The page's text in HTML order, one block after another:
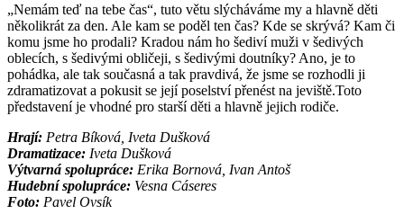
„Nemám teď na tebe čas“, tuto větu slýcháváme my a hlavně děti
několikrát za den. Ale kam se poděl ten čas? Kde se skrývá? Kam či
komu jsme ho prodali? Kradou nám ho šediví muži v šedivých
oblecích, s šedivými obličeji, s šedivými doutníky? Ano, je to
pohádka, ale tak současná a tak pravdivá, že jsme se rozhodli ji
zdramatizovat a pokusit se její poselství přenést na jeviště.Toto
představení je vhodné pro starší děti a hlavně jejich rodiče.
Hrají: Petra Bíková, Iveta Dušková
Dramatizace: Iveta Dušková
Výtvarná spolupráce: Erika Bornová, Ivan Antoš
Hudební spolupráce: Vesna Cáseres
Foto: Pavel Ovsík